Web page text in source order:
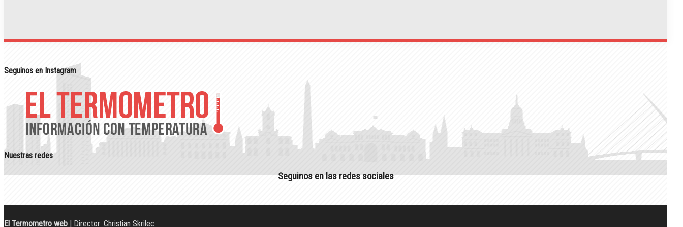
Seguinos en Instagram
Nuestras redes
Seguinos en las redes sociales
El Termometro web | Director: Christian Skrilec